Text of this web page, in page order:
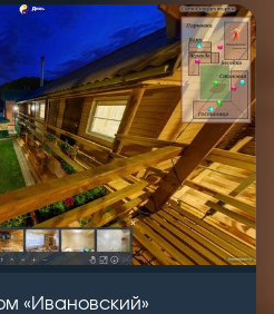
«Ивановский»